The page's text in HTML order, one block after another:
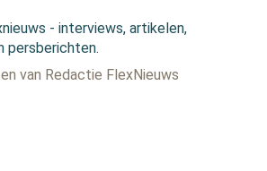
- interviews, artikelen,
persberichten.
van Redactie FlexNieuws